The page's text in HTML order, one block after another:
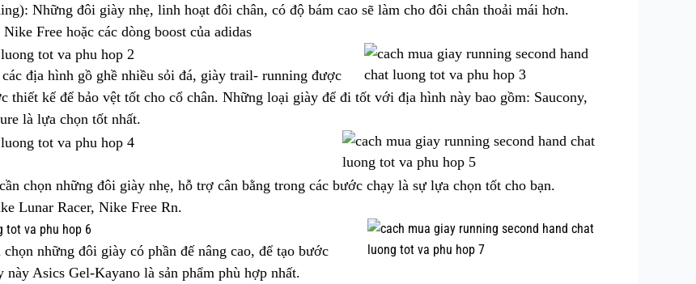
Những đôi giày nhẹ, linh hoạt đôi chân, có độ bám cao sẽ làm cho đôi chân thoải mái hơn.
Free hoặc các dòng boost của adidas
địa hình gồ ghề nhiều sỏi đá, giày trail- running được
thiết kế để bảo vệt tốt cho cổ chân. Những loại giày để đi tốt với địa hình này bao gồm: Saucony,
là lựa chọn tốt nhất.
chọn những đôi giày nhẹ, hỗ trợ cân bằng trong các bước chạy là sự lựa chọn tốt cho bạn.
Lunar Racer, Nike Free Rn.
những đôi giày có phần đế nâng cao, để tạo bước
Asics Gel-Kayano là sản phẩm phù hợp nhất.